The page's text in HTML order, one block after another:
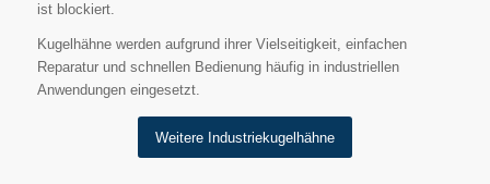
ist blockiert.
Kugelhähne werden aufgrund ihrer Vielseitigkeit, einfachen
Reparatur und schnellen Bedienung häufig in industriellen
Anwendungen eingesetzt.
Weitere Industriekugelhähne